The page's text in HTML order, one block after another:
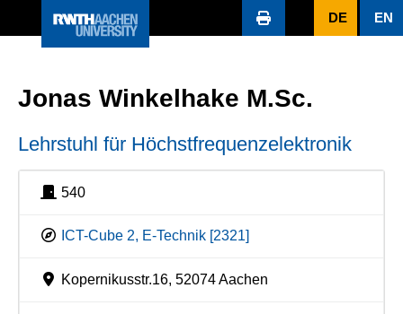
DE EN
Jonas Winkelhake M.Sc.
Lehrstuhl für Höchstfrequenzelektronik
540
ICT-Cube 2, E-Technik [2321]
Kopernikusstr.16, 52074 Aachen